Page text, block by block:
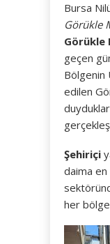
Bursa
Görükle
Görükle
geçen
Bölgenin
edilen
Şehiriçi
daima en
her